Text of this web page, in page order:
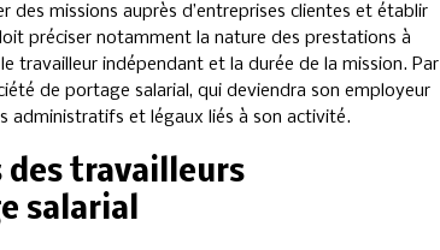
missions auprès d’entreprises clientes et établir
préciser notamment la nature des prestations à
travailleur indépendant et la durée de la mission. Par
de portage salarial, qui deviendra son employeur
administratifs et légaux liés à son activité.
travailleurs
salarial